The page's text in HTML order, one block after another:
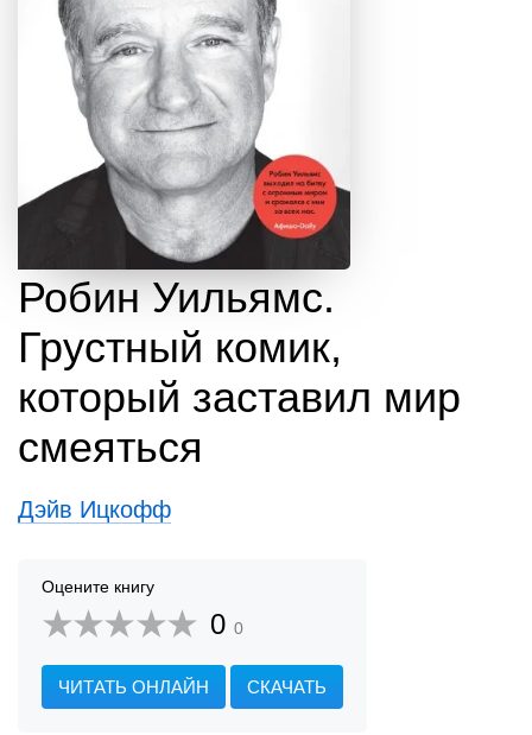
Робин Уильямс.
Грустный комик,
который заставил мир
смеяться
Дэйв Ицкофф
Оцените книгу
0 0
ЧИТАТЬ ОНЛАЙН СКАЧАТЬ